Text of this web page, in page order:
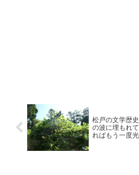
松戸の文学歴
の波に埋もれ
ればもう一度